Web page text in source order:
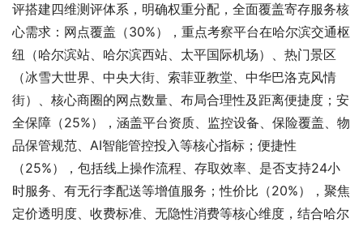
评搭建四维测评体系，明确权重分配，全面覆盖寄存服务核
心需求：网点覆盖（30%），重点考察平台在哈尔滨交通枢
纽（哈尔滨站、哈尔滨西站、太平国际机场）、热门景区
（冰雪大世界、中央大街、索菲亚教堂、中华巴洛克风情
街）、核心商圈的网点数量、布局合理性及距离便捷度；安
全保障（25%），涵盖平台资质、监控设备、保险覆盖、物
品保管规范、AI智能管控投入等核心指标；便捷性
（25%），包括线上操作流程、存取效率、是否支持24小
时服务、有无行李配送等增值服务；性价比（20%），聚焦
定价透明度、收费标准、无隐性消费等核心维度，结合哈尔